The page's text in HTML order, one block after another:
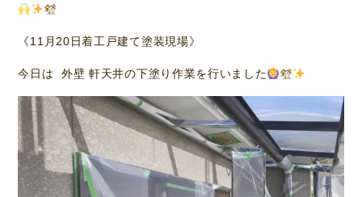
《11月20日着工戸建て塗装現場》
今日は 外壁 軒天井の下塗り作業を行いました